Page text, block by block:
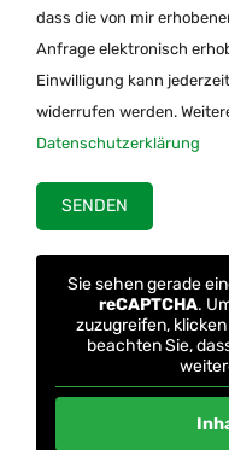
dass die von mir
Anfrage elektronisch
Einwilligung kann
widerrufen werden.
Datenschutzerklärung
Sie sehen gerade
reCAPTCHA.
zuzugreifen,
beachten Sie,